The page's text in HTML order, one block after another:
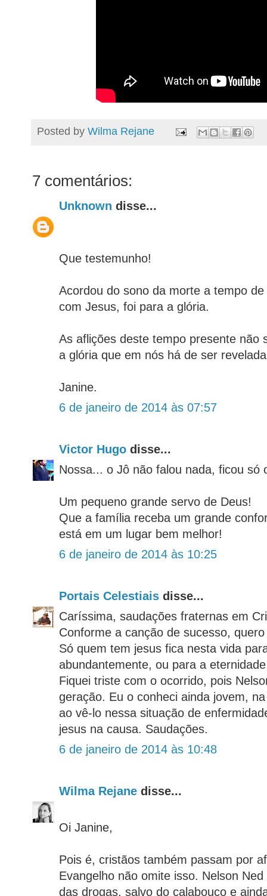
Posted by Wilma Rejane
7 comentários:
Unknown disse...
Que testemunho!
Acordou do sono da morte a tempo
com Jesus, foi para a glória.
As aflições deste tempo presente não
a glória que em nós há de ser
Janine.
6 de janeiro de 2014 às 07:57
Victor Hugo disse...
Nossa... o Jô não falou nada, ficou só
Um pequeno grande servo de Deus!
Que a família receba um grande
está em um lugar bem melhor!
6 de janeiro de 2014 às 10:25
Portais Celestiais disse...
Caríssima, saudações fraternas em
Conforme a canção de sucesso,
Só quem tem jesus fica nesta vida
abundantemente, ou para a
Fiquei triste com o ocorrido, pois
geração. Eu o conheci ainda jovem,
ao vê-lo nessa situação de
jesus na causa. Saudações.
6 de janeiro de 2014 às 10:48
Wilma Rejane disse...
Oi Janine,
Pois é, cristãos também passam por
Evangelho não omite isso. Nelson
das drogas, salvo do calabouço e